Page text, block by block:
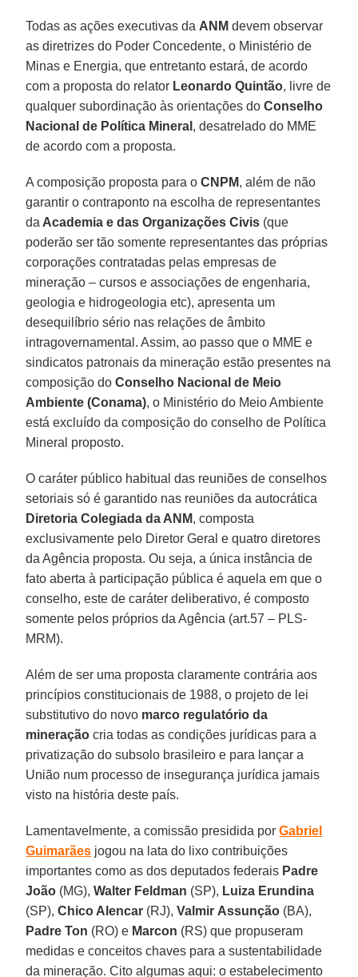
Todas as ações executivas da ANM devem observar
as diretrizes do Poder Concedente, o Ministério de
Minas e Energia, que entretanto estará, de acordo
com a proposta do relator Leonardo Quintão, livre de
qualquer subordinação às orientações do Conselho
Nacional de Política Mineral , desatrelado do MME
de acordo com a proposta.
A composição proposta para oCNPM, além de não
garantir o contraponto na escolha de representantes
da Academia e das Organizações Civis (que
poderão ser tão somente representantes das próprias
corporações contratadas pelas empresas de
mineração – cursos e associações de engenharia,
geologia e hidrogeologia etc), apresenta um
desequilíbrio sério nas relações de âmbito
intragovernamental. Assim, ao passo que o MME e
sindicatos patronais da mineração estão presentes na
composição do Conselho Nacional de Meio
Ambiente (Conama), o Ministério do Meio Ambiente
está excluído da composição do conselho de Política
Mineral proposto.
O caráter público habitual das reuniões de conselhos
setoriais só é garantido nas reuniões da autocrática
Diretoria Colegiada da ANM, composta
exclusivamente pelo Diretor Geral e quatro diretores
da Agência proposta. Ou seja, a única instância de
fato aberta à participação pública é aquela em que o
conselho, este de caráter deliberativo, é composto
somente pelos próprios da Agência (art.57 – PLS-
MRM).
Além de ser uma proposta claramente contrária aos
princípios constitucionais de 1988, o projeto de lei
substitutivo do novo marco regulatório da
mineração cria todas as condições jurídicas para a
privatização do subsolo brasileiro e para lançar a
União num processo de insegurança jurídica jamais
visto na história deste país.
Lamentavelmente, a comissão presidida porGabriel
Guimarães jogou na lata do lixo contribuições
importantes como as dos deputados federais Padre
João (MG),Walter Feldman (SP), Luiza Erundina
(SP),Chico Alencar (RJ),Valmir Assunção (BA),
Padre Ton (RO) e Marcon (RS) que propuseram
medidas e conceitos chaves para a sustentabilidade
da mineração. Cito algumas aqui: o estabelecimento